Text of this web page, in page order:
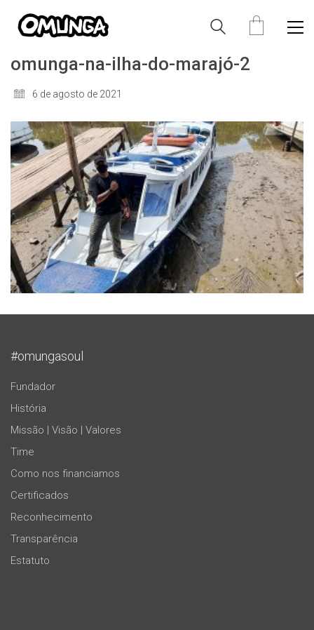
omunga-na-ilha-do-marajó-2
6 de agosto de 2021
#omungasoul
Fundador
História
Missão | Visão | Valores
Time
Como nos financiamos
Certificados
Reconhecimento
Transparência
Estatuto